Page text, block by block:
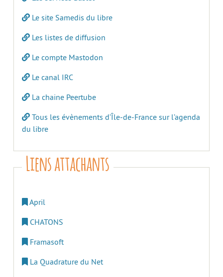
Le site Samedis du libre
Les listes de diffusion
Le compte Mastodon
Le canal IRC
La chaine Peertube
Tous les évènements d’Île-de-France sur l’agenda
du libre
Liens attachants
April
CHATONS
Framasoft
La Quadrature du Net